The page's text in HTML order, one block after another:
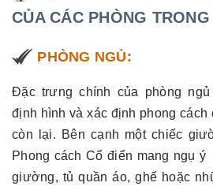
CỦA CÁC PHÒNG
PHÒNG NGỦ:
Đặc trưng chính của phòng
định hình và xác định phong cách
còn lại. Bên cạnh một chiếc
Phong cách Cổ điển mang ngụ
giường, tủ quần áo, ghế hoặc